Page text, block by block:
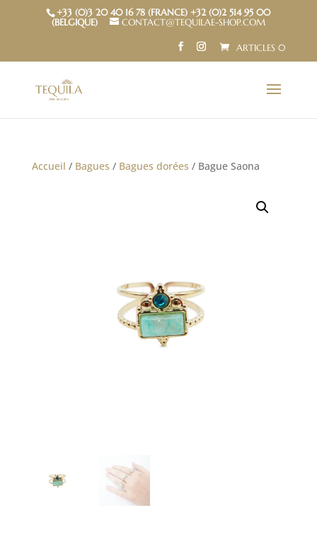
+33 (0)3 20 40 16 78 (FRANCE) +32 (0)2 514 95 00
(BELGIQUE)
CONTACT@TEQUILAE-SHOP.COM
ARTICLES 0
Accueil / Bagues / Bagues dorées / Bague Saona